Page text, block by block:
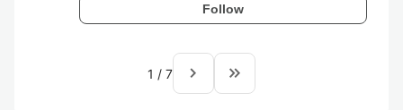
Follow
1 / 7 navigate_next keyboard_double_arrow_right